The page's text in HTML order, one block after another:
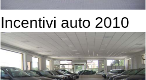
Incentivi auto 2010